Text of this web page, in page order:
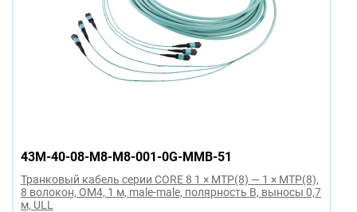
43M-40-08-M8-M8-001-0G-MMB-51
Транковый кабель серии CORE 8 1 × MTP(8) — 1 × MTP(8),
8 волокон, OM4, 1 м, male-male, полярность B, выносы 0,7
м, ULL